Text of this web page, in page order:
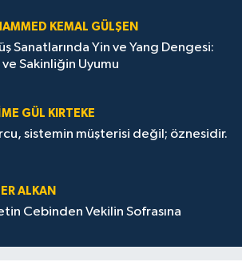
KEMAL GÜLŞEN
Sanatlarında Yin ve Yang Dengesi:
ve Sakinliğin Uyumu
GÜL KIRTEKE
sistemin müşterisi değil; öznesidir.
ALKAN
Cebinden Vekilin Sofrasına